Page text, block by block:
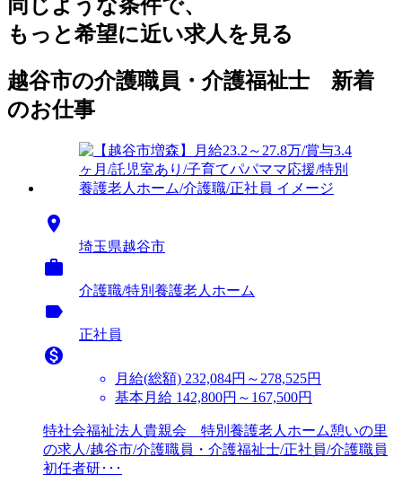
同じような条件で、
もっと希望に近い求人を見る
越谷市の介護職員・介護福祉士 新着
のお仕事

埼玉県越谷市

介護職/特別養護老人ホーム
label
正社員

月給(総額) 232,084円～278,525円
基本月給 142,800円～167,500円
特社会福祉法人貴親会 特別養護老人ホーム憩いの里
の求人/越谷市/介護職員・介護福祉士/正社員/介護職員
初任者研･･･